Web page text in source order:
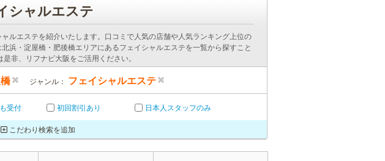
シャルエステ
ルエステを紹介いたします。口コミで人気の店舗や人気ランキング上位の
浜・淀屋橋・肥後橋エリアにあるフェイシャルエステを一覧から探すこと
非、リフナビ大阪をご活用ください。
ジャンル： フェイシャルエステ
受付 初回割引あり 日本人スタッフのみ
こだわり検索を追加